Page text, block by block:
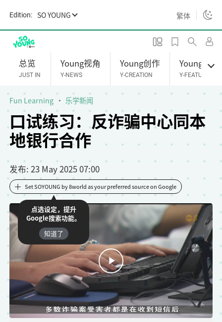
i
Edition: SO YOUNG 繁体
总览
JUST IN
Young视角
Y-NEWS
Young创作
Y-CREATION
Young专题
Y-FEATURES
口试练习：反诈骗中心同本
地银行合作
Fun Learning 乐学新闻
发布: 23 May 2025 07:00
Set SOYOUNG by 8world as your preferred source on Google
点选设定，提升
Google搜索功能。
知道了